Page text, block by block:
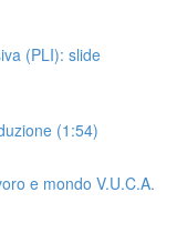
(PLI): slide
(1:54)
e mondo V.U.C.A.